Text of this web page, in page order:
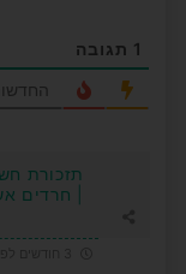
1 תגובה
תזכורת
| חרדים